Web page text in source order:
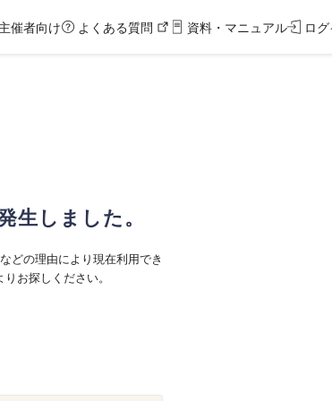
催者向け よくある質問 資料・マニュアル ロ
生しました。
どの理由により現在利用でき
お探しください。